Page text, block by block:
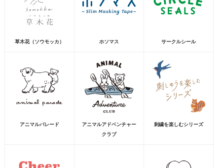
草木花（ソウモッカ） ホソマス サークルシール
アニマルパレード
アニマルアドベンチャー
クラブ
刺繍を楽しむシリーズ